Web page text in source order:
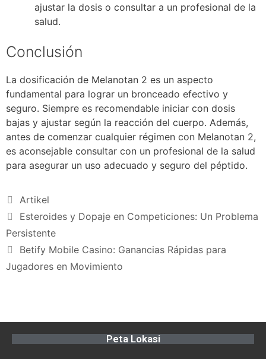
ajustar la dosis o consultar a un profesional de la
salud.
Conclusión
La dosificación de Melanotan 2 es un aspecto
fundamental para lograr un bronceado efectivo y
seguro. Siempre es recomendable iniciar con dosis
bajas y ajustar según la reacción del cuerpo. Además,
antes de comenzar cualquier régimen con Melanotan 2,
es aconsejable consultar con un profesional de la salud
para asegurar un uso adecuado y seguro del péptido.
Artikel
Esteroides y Dopaje en Competiciones: Un Problema
Persistente
Betify Mobile Casino: Ganancias Rápidas para
Jugadores en Movimiento
Peta Lokasi